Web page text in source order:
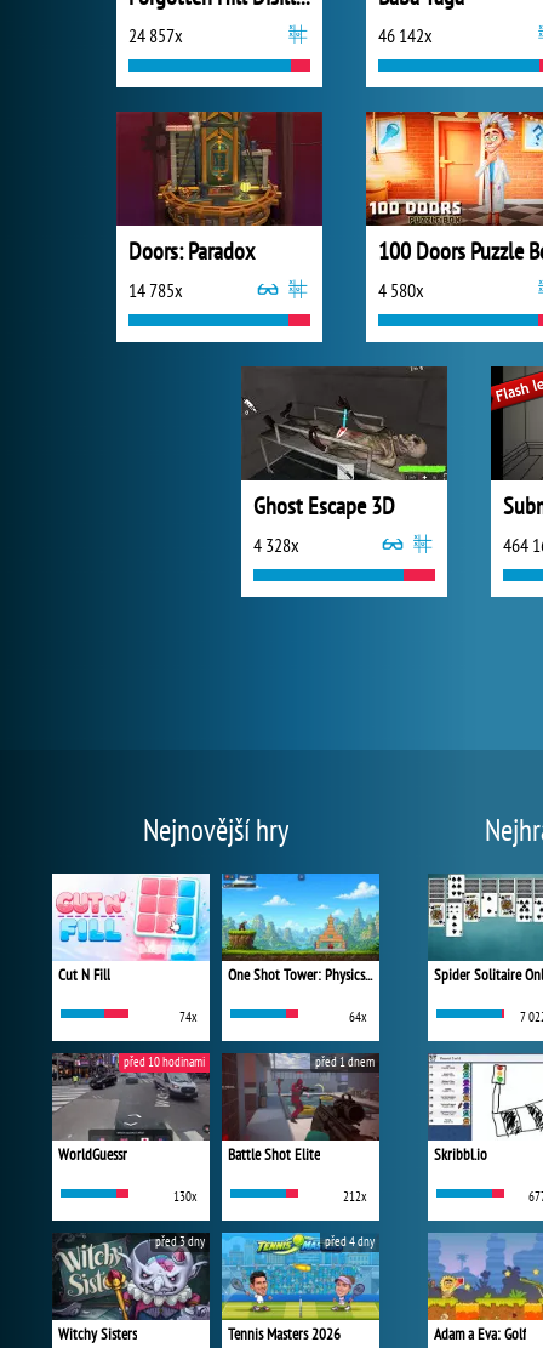
24 857x 46 142x
Doors: Paradox
14 785x
100 Doors Puzzle
4 580x
Ghost Escape 3D
4 328x 464
Nejnovější hry
Cut N Fill
74x
One Shot Tower: Physics Destroyer
64x
WorldGuessr
130x
před 10 hodinami
Battle Shot Elite
212x
před 1 dnem
Witchy Sisters
před 3 dny
Tennis Masters 2026
před 4 dny
Spider Solitaire
7
Skribbl.io
Adam a Eva: Golf